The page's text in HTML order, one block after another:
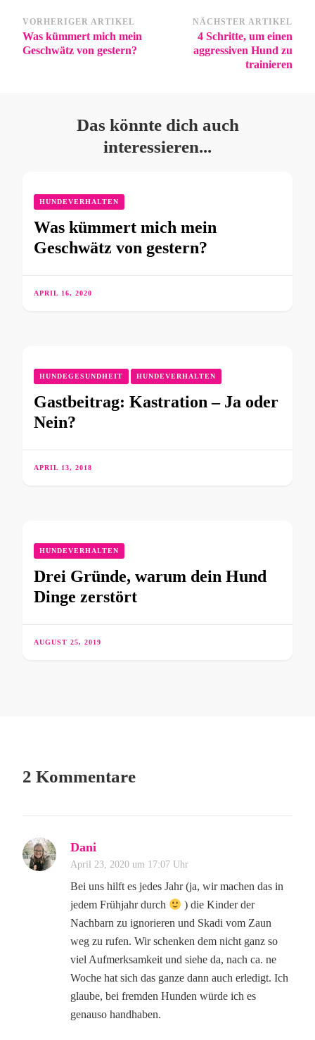
VORHERIGER ARTIKEL
Was kümmert mich mein
Geschwätz von gestern?
NÄCHSTER ARTIKEL
4 Schritte, um einen
aggressiven Hund zu
trainieren
Das könnte dich auch
interessieren...
HUNDEVERHALTEN
Was kümmert mich mein
Geschwätz von gestern?
APRIL 16, 2020
HUNDEGESUNDHEIT HUNDEVERHALTEN
Gastbeitrag: Kastration – Ja oder
Nein?
APRIL 13, 2018
HUNDEVERHALTEN
Drei Gründe, warum dein Hund
Dinge zerstört
AUGUST 25, 2019
2 Kommentare
Dani
April 23, 2020 um 17:07 Uhr
Bei uns hilft es jedes Jahr (ja, wir machen das in
jedem Frühjahr durch
) die Kinder der
Nachbarn zu ignorieren und Skadi vom Zaun
weg zu rufen. Wir schenken dem nicht ganz so
viel Aufmerksamkeit und siehe da, nach ca. ne
Woche hat sich das ganze dann auch erledigt. Ich
glaube, bei fremden Hunden würde ich es
genauso handhaben.